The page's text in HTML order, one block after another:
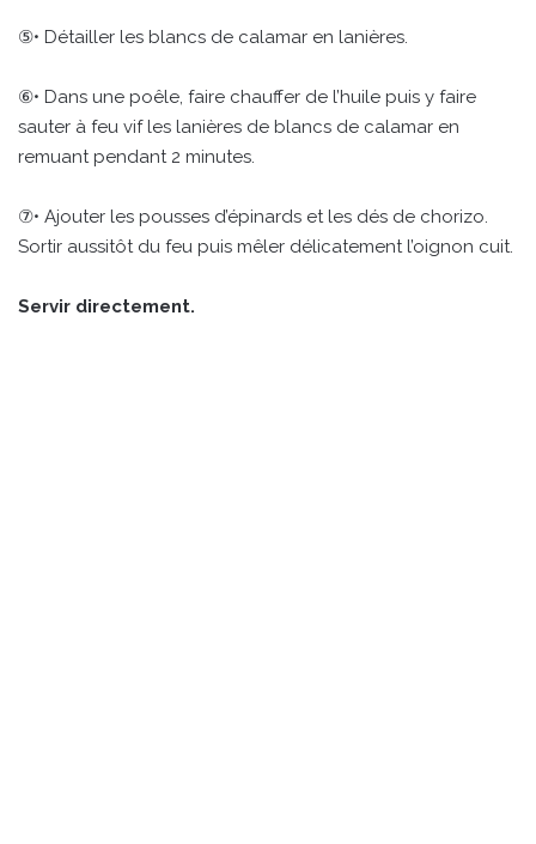
⑤• Détailler les blancs de calamar en lanières.
⑥• Dans une poêle, faire chauffer de l’huile puis y faire
sauter à feu vif les lanières de blancs de calamar en
remuant pendant 2 minutes.
⑦• Ajouter les pousses d’épinards et les dés de chorizo.
Sortir aussitôt du feu puis mêler délicatement l’oignon cuit.
Servir directement.